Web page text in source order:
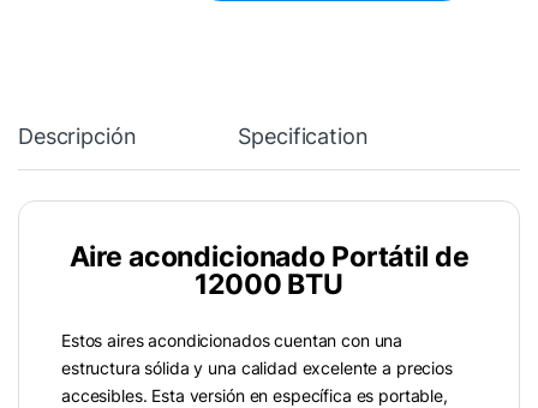
Descripción Specification
Aire acondicionado Portátil de
12000 BTU
Estos aires acondicionados cuentan con una
estructura sólida y una calidad excelente a precios
accesibles. Esta versión en específica es portable,